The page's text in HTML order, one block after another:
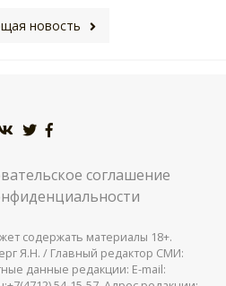
новость
соглашение
содержать материалы 18+.
Я.Н. / Главный редактор СМИ:
данные редакции: E-mail: